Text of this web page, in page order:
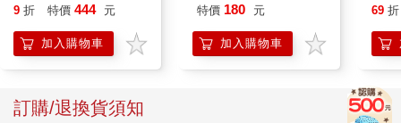
Peach`s Birthday
Mario Galaxy Movie
Storybook
9 折 特價 444 元
加入購物車
加購]
特價 180 元
加入購物車
(8款
企鵝
69 折
訂購/退換貨須知